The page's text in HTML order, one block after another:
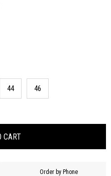
44 46
Order by Phone